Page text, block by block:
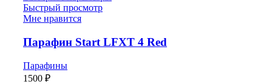
Быстрый просмотр
Мне нравится
Парафин Start LFXT 4 Red
Парафины
1500 ₽